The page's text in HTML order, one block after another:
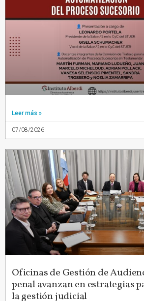
Leer más »
07/08/2026
Oficinas de Gestión de
penal avanzan en estrategias
la gestión judicial